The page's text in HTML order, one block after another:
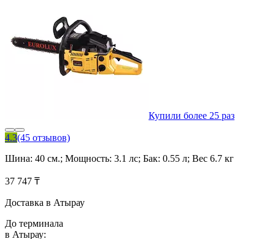
Купили более 25 раз
4.3(45 отзывов)
Шина: 40 см.; Мощность: 3.1 лс; Бак: 0.55 л; Вес 6.7 кг
37 747 ₸
Доставка в Атырау
До терминала
в Атырау: